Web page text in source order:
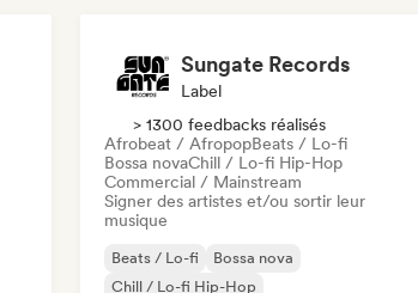
Sungate Records
Label
> 1300 feedbacks réalisés
Afrobeat / AfropopBeats / Lo-fi
Bossa novaChill / Lo-fi Hip-Hop
Commercial / Mainstream
Signer des artistes et/ou sortir leur
musique
Beats / Lo-fi
Bossa nova
Chill / Lo-fi Hip-Hop